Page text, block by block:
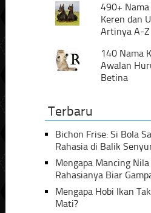
490+
Keren dan
Artinya A-Z
140 Nama
Awalan
Betina
Terbaru
Bichon Frise: Si Bola
Rahasia di Balik
Mengapa Mancing
Rahasianya Biar
Mengapa Hobi Ikan
Mati?